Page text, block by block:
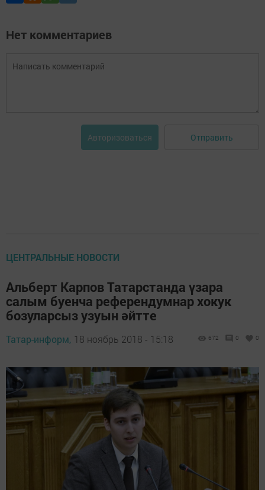
Нет комментариев
Авторизоваться Отправить
ЦЕНТРАЛЬНЫЕ НОВОСТИ
Альберт Карпов Татарстанда үзара
салым буенча референдумнар хокук
бозуларсыз узуын әйтте
Татар-информ, 18 ноябрь 2018 - 15:18 672 0 0